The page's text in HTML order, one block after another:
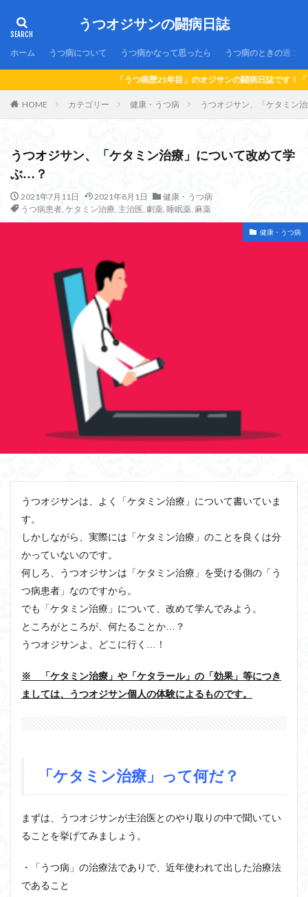
うつオジサンの闘病日誌
ホーム うつ病について うつ病かなって思ったら うつ病のときの過ご
「うつ病歴21年目」のオジサンの闘病日誌です！「うつ病」かなって思
HOME カテゴリー 健康・うつ病 うつオジサン、「ケタミン
うつオジサン、「ケタミン治療」について改めて学
ぶ…？
2021年7月11日 2021年8月1日
健康・うつ病
うつ病患者, ケタミン治療, 主治医, 劇薬, 睡眠薬, 麻薬
健康・うつ病
うつオジサンは、よく「ケタミン治療」について書いていま
す。
しかしながら、実際には「ケタミン治療」のことを良くは分
かっていないのです。
何しろ、うつオジサンは「ケタミン治療」を受ける側の「う
つ病患者」なのですから。
でも「ケタミン治療」について、改めて学んでみよう。
ところがところが、何たることか…？
うつオジサンよ、どこに行く…！
※ 「ケタミン治療」や「ケタラール」の「効果」等につき
ましては、うつオジサン個人の体験によるものです。
「ケタミン治療」って何だ？
まずは、うつオジサンが主治医とのやり取りの中で聞いてい
ることを挙げてみましょう。
・「うつ病」の治療法でありで、近年使われて出した治療法
であること